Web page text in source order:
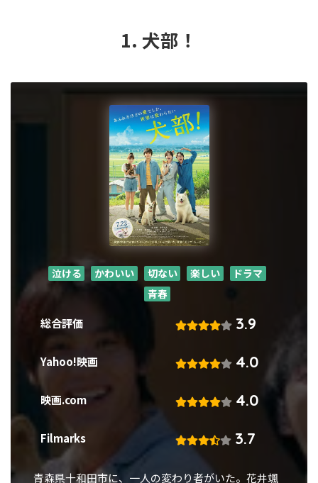
1. 犬部！
泣ける かわいい 切ない 楽しい
ドラマ
青春
総合評価 3.9
Yahoo!映画 4.0
映画.com 4.0
Filmarks 3.7
青森県十和田市に、一人の変わり者がいた。花井颯